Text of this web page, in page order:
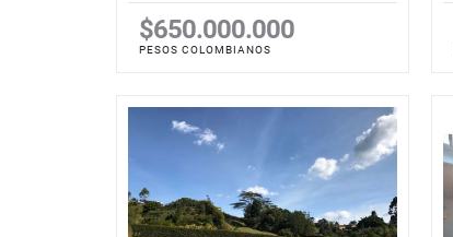
$650.000.000
PESOS COLOMBIANOS